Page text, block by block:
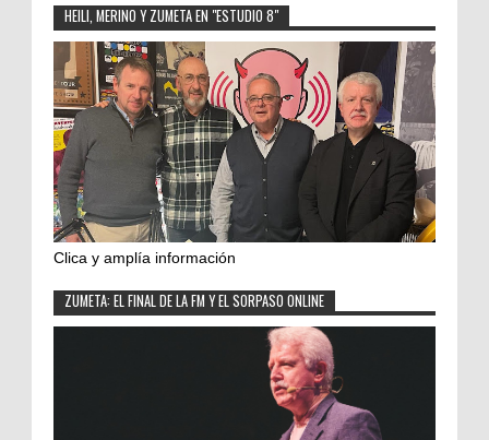
HEILI, MERINO Y ZUMETA EN "ESTUDIO 8"
Clica y amplía información
ZUMETA: EL FINAL DE LA FM Y EL SORPASO ONLINE